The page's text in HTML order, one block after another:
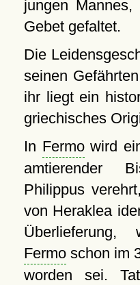
jungen
Gebet gefaltet.
Die
seinen
ihr liegt ein
griechisches
In Fermowird
amtierender
Philippus
von Heraklea
Fermoschon im
worden sei.